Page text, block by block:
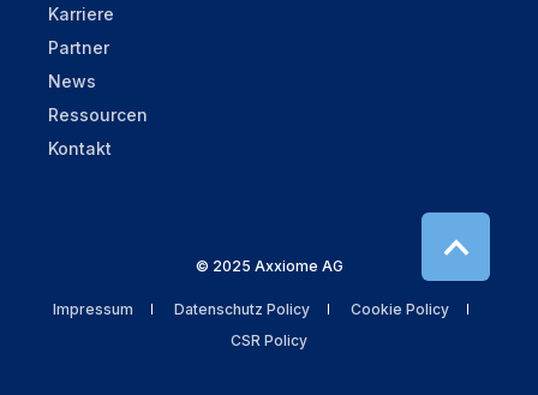
Karriere
Partner
News
Ressourcen
Kontakt
© 2025 Axxiome AG
Impressum Datenschutz Policy
Cookie Policy
CSR Policy